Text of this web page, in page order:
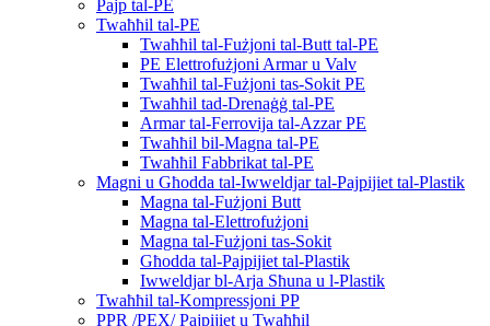
Pajp tal-PE
Twaħħil tal-PE
Twaħħil tal-Fużjoni tal-Butt tal-PE
PE Elettrofużjoni Armar u Valv
Twaħħil tal-Fużjoni tas-Sokit PE
Twaħħil tad-Drenaġġ tal-PE
Armar tal-Ferrovija tal-Azzar PE
Twaħħil bil-Magna tal-PE
Twaħħil Fabbrikat tal-PE
Magni u Għodda tal-Iwweldjar tal-Pajpijiet tal-Plastik
Magna tal-Fużjoni Butt
Magna tal-Elettrofużjoni
Magna tal-Fużjoni tas-Sokit
Għodda tal-Pajpijiet tal-Plastik
Iwweldjar bl-Arja Sħuna u l-Plastik
Twaħħil tal-Kompressjoni PP
PPR /PEX/ Pajpijiet u Twaħħil